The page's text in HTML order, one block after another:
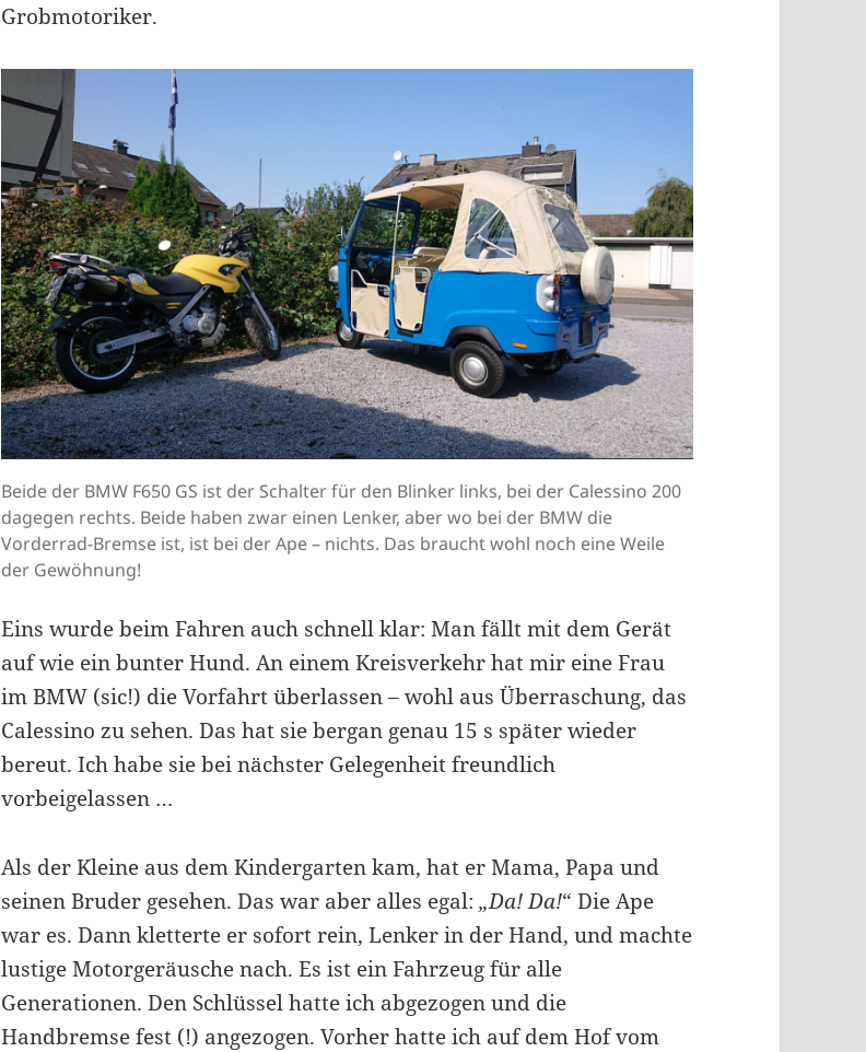
Grobmotoriker.
Beide der BMW F650 GS ist der Schalter für den Blinker links, bei der Calessino 200
dagegen rechts. Beide haben zwar einen Lenker, aber wo bei der BMW die
Vorderrad-Bremse ist, ist bei der Ape – nichts. Das braucht wohl noch eine Weile
der Gewöhnung!
Eins wurde beim Fahren auch schnell klar: Man fällt mit dem Gerät
auf wie ein bunter Hund. An einem Kreisverkehr hat mir eine Frau
im BMW (sic!) die Vorfahrt überlassen – wohl aus Überraschung, das
Calessino zu sehen. Das hat sie bergan genau 15 s später wieder
bereut. Ich habe sie bei nächster Gelegenheit freundlich
vorbeigelassen …
Als der Kleine aus dem Kindergarten kam, hat er Mama, Papa und
seinen Bruder gesehen. Das war aber alles egal:„Da! Da!“ Die Ape
war es. Dann kletterte er sofort rein, Lenker in der Hand, und machte
lustige Motorgeräusche nach. Es ist ein Fahrzeug für alle
Generationen. Den Schlüssel hatte ich abgezogen und die
Handbremse fest (!) angezogen. Vorher hatte ich auf dem Hof vom